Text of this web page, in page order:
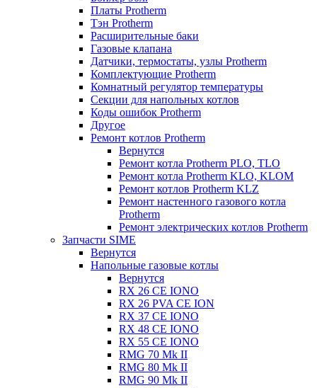
Платы Protherm
Тэн Protherm
Расширительные баки
Газовые клапана
Датчики, термостаты, узлы Protherm
Комплектующие Protherm
Комнатный регулятор температуры
Секции для напольных котлов
Коды ошибок Protherm
Другое
Ремонт котлов Protherm
Вернутся
Ремонт котла Protherm PLO, TLO
Ремонт котла Protherm KLO, KLOM
Ремонт котлов Protherm KLZ
Ремонт настенного газового котла
Protherm
Ремонт электрических котлов Protherm
Запчасти SIME
Вернутся
Напольные газовые котлы
Вернутся
RX 26 CE IONO
RX 26 PVA CE ION
RX 37 CE IONO
RX 48 CE IONO
RX 55 CE IONO
RMG 70 Mk II
RMG 80 Mk II
RMG 90 Mk II